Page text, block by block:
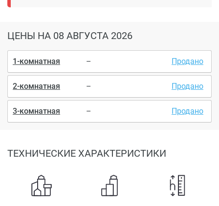
ЦЕНЫ НА 08 АВГУСТА 2026
1-комнатная – Продано
2-комнатная – Продано
3-комнатная – Продано
ТЕХНИЧЕСКИЕ ХАРАКТЕРИСТИКИ